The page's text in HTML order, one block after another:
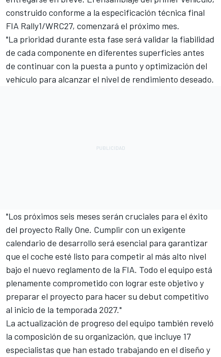
construido conforme a la especificación técnica final
FIA Rally1/WRC27, comenzará el próximo mes.
"La prioridad durante esta fase será validar la fiabilidad
de cada componente en diferentes superficies antes
de continuar con la puesta a punto y optimización del
vehículo para alcanzar el nivel de rendimiento deseado.
"Los próximos seis meses serán cruciales para el éxito
del proyecto Rally One. Cumplir con un exigente
calendario de desarrollo será esencial para garantizar
que el coche esté listo para competir al más alto nivel
bajo el nuevo reglamento de la FIA. Todo el equipo está
plenamente comprometido con lograr este objetivo y
preparar el proyecto para hacer su debut competitivo
al inicio de la temporada 2027."
La actualización de progreso del equipo también reveló
la composición de su organización, que incluye 17
especialistas que han estado trabajando en el diseño y